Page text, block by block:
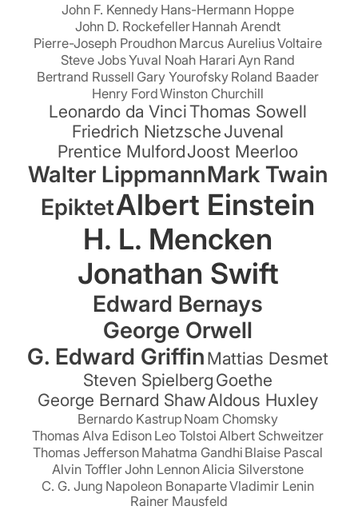
John F. Kennedy Hans-Hermann Hoppe
John D. RockefellerHannah Arendt
Pierre-Joseph Proudhon Marcus AureliusVoltaire
Steve JobsYuval Noah Harari Ayn Rand
Bertrand Russell Gary Yourofsky Roland Baader
Henry FordWinston Churchill
Leonardo da VinciThomas Sowell
Friedrich NietzscheJuvenal
Prentice MulfordJoost Meerloo
Walter LippmannMark Twain
EpiktetAlbert Einstein
H. L. Mencken
Jonathan Swift
Edward Bernays
George Orwell
G. Edward GriffinMattias Desmet
Steven SpielbergGoethe
George Bernard ShawAldous Huxley
Bernardo Kastrup Noam Chomsky
Thomas Alva Edison Leo Tolstoi Albert Schweitzer
Thomas Jefferson Mahatma Gandhi Blaise Pascal
Alvin TofflerJohn LennonAlicia Silverstone
C. G. Jung Napoleon BonaparteVladimir Lenin
Rainer Mausfeld